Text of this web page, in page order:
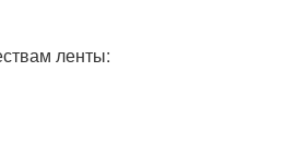
ленты: